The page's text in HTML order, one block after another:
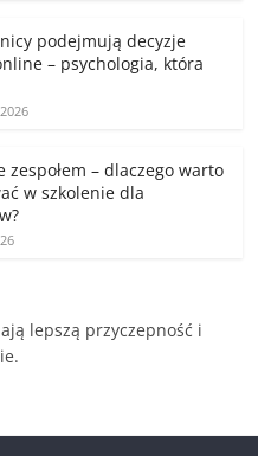
podejmują decyzje
– psychologia, która
zespołem – dlaczego warto
w szkolenie dla
lepszą przyczepność i